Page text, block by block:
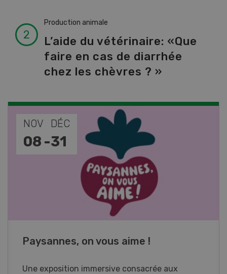
Production animale
L’aide du vétérinaire: «Que
faire en cas de diarrhée
chez les chèvres ? »
NOV
17 -
JAN
26
Cours spécialisé Aquaculture
Vous élevez des poissons ou songez à le faire?